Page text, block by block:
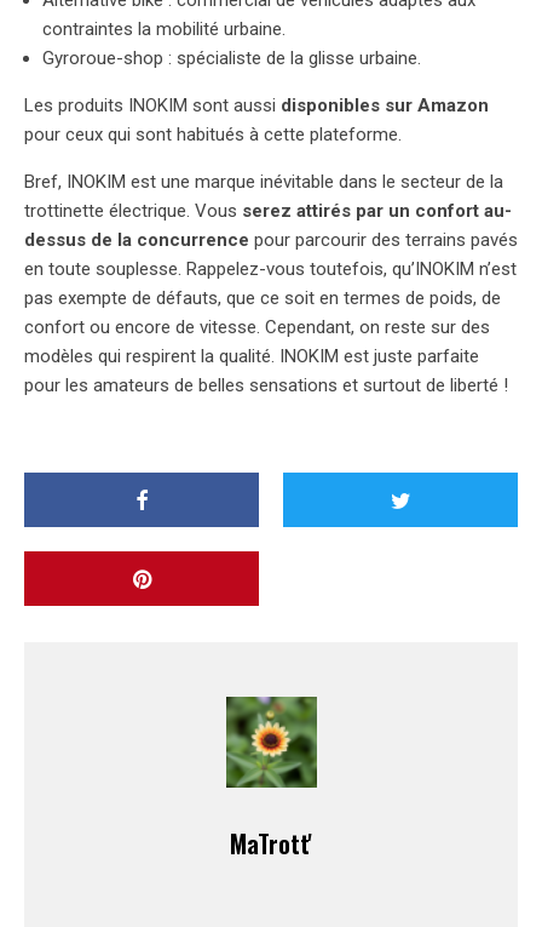
contraintes la mobilité urbaine.
Gyroroue-shop : spécialiste de la glisse urbaine.
Les produits INOKIM sont aussi disponibles sur Amazon
pour ceux qui sont habitués à cette plateforme.
Bref, INOKIM est une marque inévitable dans le secteur de la
trottinette électrique. Vous serez attirés par un confort au-
dessus de la concurrence pour parcourir des terrains pavés
en toute souplesse. Rappelez-vous toutefois, qu’INOKIM n’est
pas exempte de défauts, que ce soit en termes de poids, de
confort ou encore de vitesse. Cependant, on reste sur des
modèles qui respirent la qualité. INOKIM est juste parfaite
pour les amateurs de belles sensations et surtout de liberté !
MaTrott'